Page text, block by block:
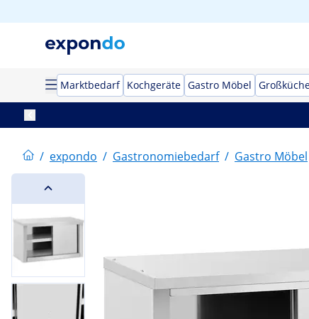
Marktbedarf Kochgeräte Gastro Möbel
/ expondo / Gastronomiebedarf / Gastro Möbel